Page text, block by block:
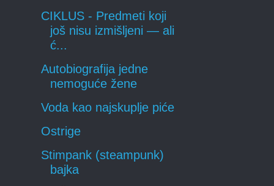
CIKLUS - Predmeti koji
još nisu izmišljeni — ali
ć...
Autobiografija jedne
nemoguće žene
Voda kao najskuplje piće
Ostrige
Stimpank (steampunk)
bajka